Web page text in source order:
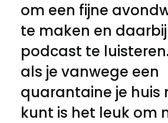
om een fijne
te maken en
podcast te
als je vanwege een
quarantaine je huis
kunt is het leuk om